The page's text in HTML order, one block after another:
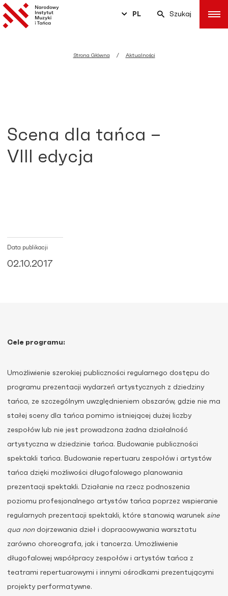
PL Szukaj
Strona Główna Aktualności
Scena dla tańca –
VIII edycja
Data publikacji
02.10.2017
Cele programu:
Umożliwienie szerokiej publiczności regularnego dostępu do
programu prezentacji wydarzeń artystycznych z dziedziny
tańca, ze szczególnym uwzględnieniem obszarów, gdzie nie ma
stałej sceny dla tańca pomimo istniejącej dużej liczby
zespołów lub nie jest prowadzona żadna działalność
artystyczna w dziedzinie tańca. Budowanie publiczności
spektakli tańca. Budowanie repertuaru zespołów i artystów
tańca dzięki możliwości długofalowego planowania
prezentacji spektakli. Działanie na rzecz podnoszenia
poziomu profesjonalnego artystów tańca poprzez wspieranie
regularnych prezentacji spektakli, które stanowią warunek sine
qua nondojrzewania dzieł i dopracowywania warsztatu
zarówno choreografa, jak i tancerza. Umożliwienie
długofalowej współpracy zespołów i artystów tańca z
teatrami repertuarowymi i innymi ośrodkami prezentującymi
projekty performatywne.